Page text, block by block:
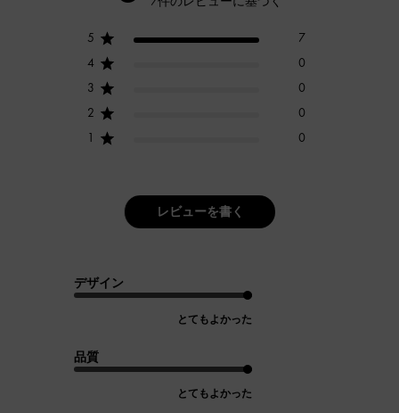
5
7
4
0
3
0
2
0
1
0
レビューを書く
デザイン
とてもよかった
品質
とてもよかった